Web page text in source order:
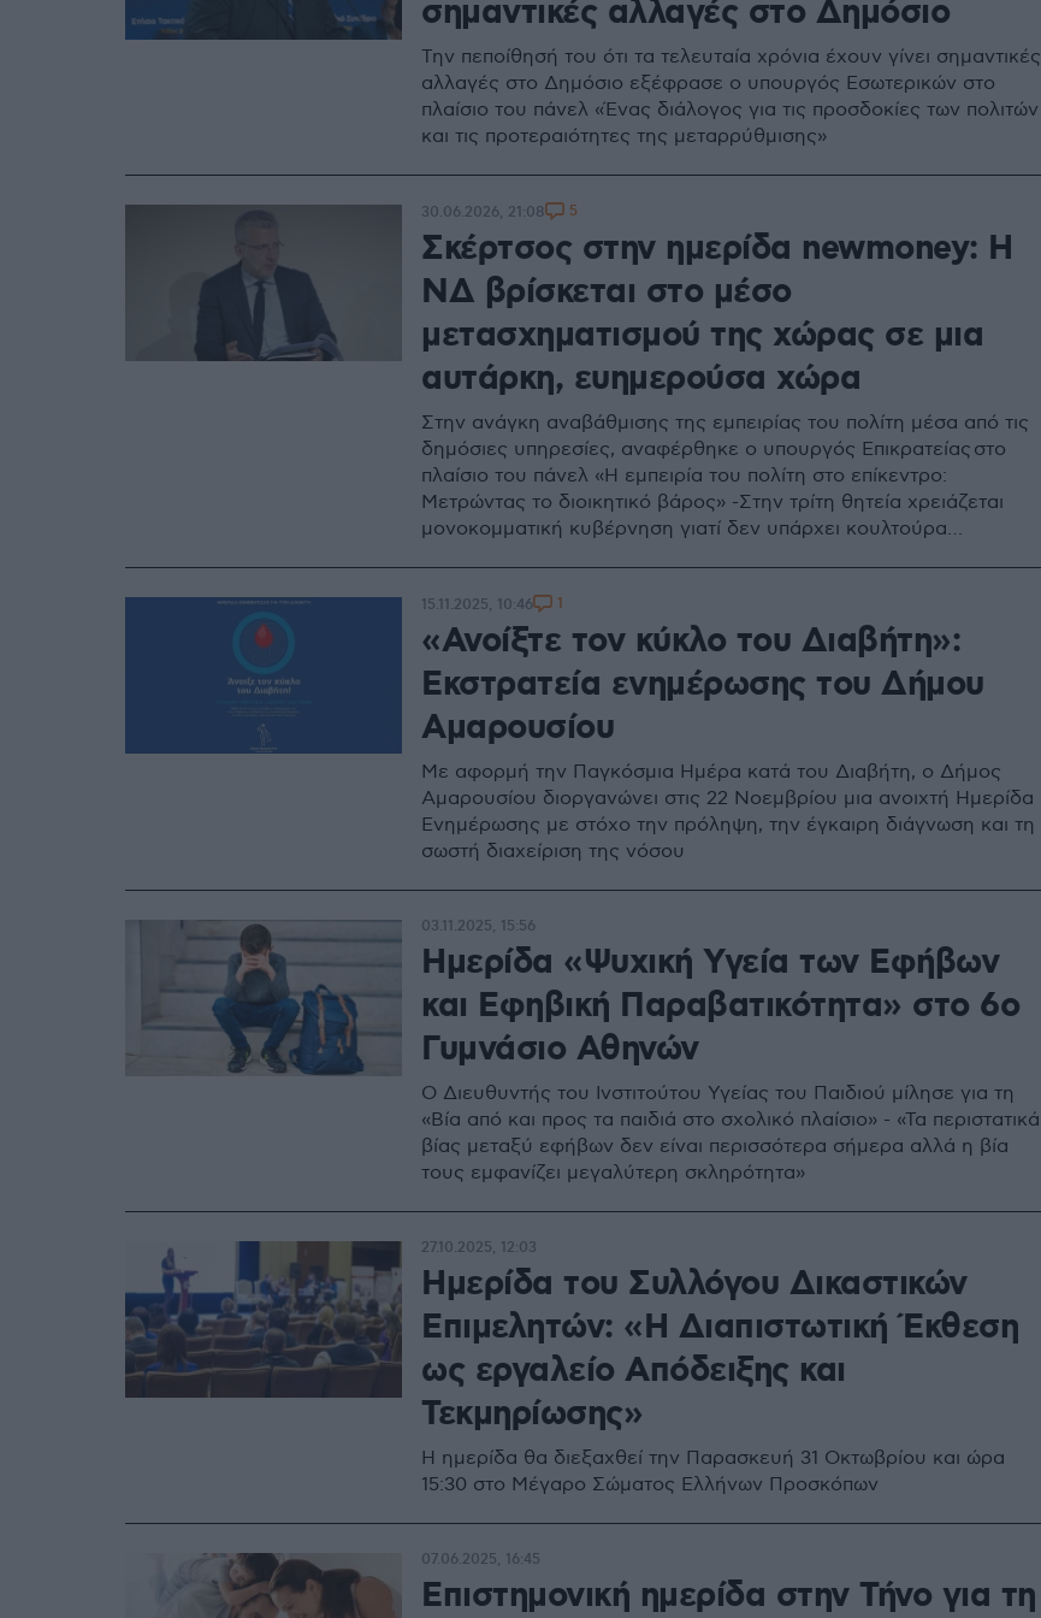
σημαντικές αλλαγές στο Δημόσιο
Την πεποίθησή του ότι τα τελευταία χρόνια έχουν γίνει σημαντικές
αλλαγές στο Δημόσιο εξέφρασε ο υπουργός Εσωτερικών στο
πλαίσιο του πάνελ «Ένας διάλογος για τις προσδοκίες των πολιτών
και τις προτεραιότητες της μεταρρύθμισης»
Σκέρτσος στην ημερίδα newmoney: Η
ΝΔ βρίσκεται στο μέσο
μετασχηματισμού της χώρας σε μια
αυτάρκη, ευημερούσα χώρα
Στην ανάγκη αναβάθμισης της εμπειρίας του πολίτη μέσα από τις
δημόσιες υπηρεσίες, αναφέρθηκε ο υπουργός Επικρατείας στο
πλαίσιο του πάνελ «Η εμπειρία του πολίτη στο επίκεντρο:
Μετρώντας το διοικητικό βάρος» -Στην τρίτη θητεία χρειάζεται
μονοκομματική κυβέρνηση γιατί δεν υπάρχει κουλτούρα
30.06.2026, 21:08 5
«Ανοίξτε τον κύκλο του Διαβήτη»:
Εκστρατεία ενημέρωσης του Δήμου
Αμαρουσίου
Με αφορμή την Παγκόσμια Ημέρα κατά του Διαβήτη, ο Δήμος
Αμαρουσίου διοργανώνει στις 22 Νοεμβρίου μια ανοιχτή Ημερίδα
Ενημέρωσης με στόχο την πρόληψη, την έγκαιρη διάγνωση και τη
σωστή διαχείριση της νόσου
15.11.2025, 10:46 1
Ημερίδα «Ψυχική Υγεία των Εφήβων
και Εφηβική Παραβατικότητα» στο 6ο
Γυμνάσιο Αθηνών
Ο Διευθυντής του Ινστιτούτου Υγείας του Παιδιού μίλησε για τη
«Βία από και προς τα παιδιά στο σχολικό πλαίσιο» - «Τα περιστατικά
βίας μεταξύ εφήβων δεν είναι περισσότερα σήμερα αλλά η βία
τους εμφανίζει μεγαλύτερη σκληρότητα»
03.11.2025, 15:56
Ημερίδα του Συλλόγου Δικαστικών
Επιμελητών: «Η Διαπιστωτική Έκθεση
ως εργαλείο Απόδειξης και
Τεκμηρίωσης»
Η ημερίδα θα διεξαχθεί την Παρασκευή 31 Οκτωβρίου και ώρα
15:30 στο Μέγαρο Σώματος Ελλήνων Προσκόπων
27.10.2025, 12:03
Επιστημονική ημερίδα στην Τήνο για τη
07.06.2025, 16:45